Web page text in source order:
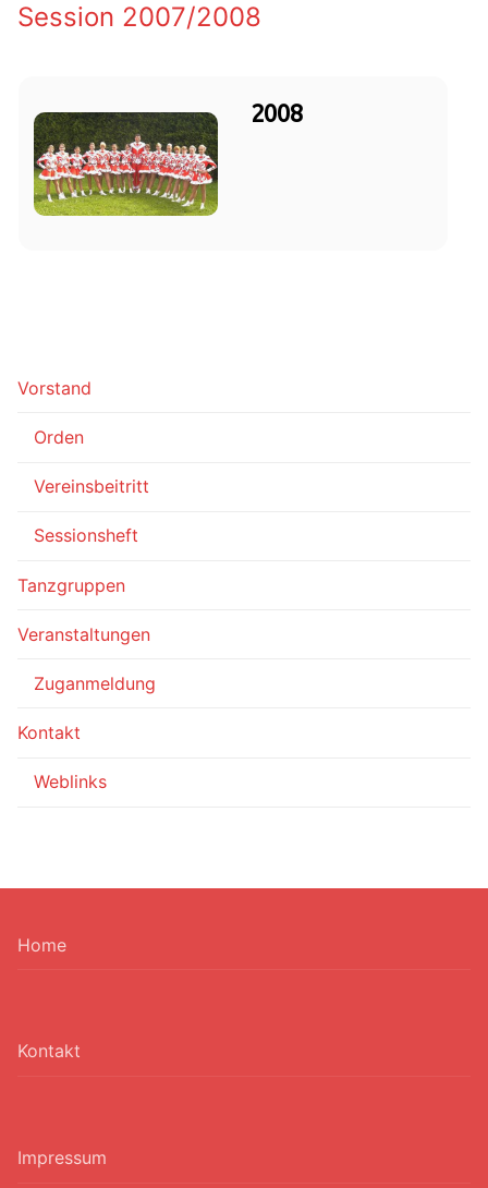
Session 2007/2008
2008
Vorstand
Orden
Vereinsbeitritt
Sessionsheft
Tanzgruppen
Veranstaltungen
Zuganmeldung
Kontakt
Weblinks
Home
Kontakt
Impressum